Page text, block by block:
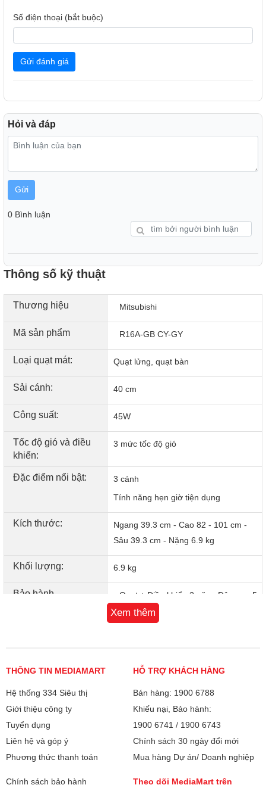
Loại motor và công suất hoạt động
- Mẫu quạt lửng này sử dụng động cơ bạc đạn có độ bền
cao, kéo dài tuổi thọ cho động cơ.
Mức gió, chế độ gió
phép người dùng tùy chỉnh theo nhu cầu.
Điều chỉnh tốc độ gió bằng nút nhấn đơn giản, dễ dùng cho
quạt đường kính 40 cm tạo luồng gió rộng,
hoạt động với công suất 45W, điều chỉnh dễ dàng bằng nút
gia đình bạn.
Số điện thoại (bắt buộc)
Gửi đánh giá
Hỏi và đáp
Gửi
0 Bình luận
Thông số kỹ thuật
Thương hiệu Mitsubishi
Mã sản phẩm R16A-GB CY-GY
Loại quạt mát: Quạt lửng, quạt bàn
Sải cánh: 40 cm
Công suất: 45W
Tốc độ gió và điều
khiển:
3 mức tốc độ gió
Đặc điểm nổi bật:
3 cánh
Tính năng hẹn giờ tiện dụng
Kích thước:
Ngang 39.3 cm - Cao 82 - 101 cm -
Sâu 39.3 cm - Nặng 6.9 kg
Khối lượng: 6.9 kg
Bảo hành
Quạt + Điều khiển 2 năm, Động cơ 5
năm
Xem thêm
THÔNG TIN MEDIAMART
Hệ thống 334 Siêu thị
Giới thiệu công ty
Tuyển dụng
Liên hệ và góp ý
Phương thức thanh toán
HỖ TRỢ KHÁCH HÀNG
Bán hàng: 1900 6788
Khiếu nại, Bảo hành:
1900 6741 / 1900 6743
Chính sách 30 ngày đổi mới
Mua hàng Dự án/ Doanh nghiệp
Chính sách bảo hành Theo dõi MediaMart trên